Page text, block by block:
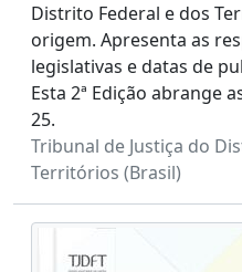
Distrito Federal e dos
origem. Apresenta as
legislativas e datas de
Esta 2ª Edição abrange
25.
Tribunal de Justiça do
Territórios (Brasil)